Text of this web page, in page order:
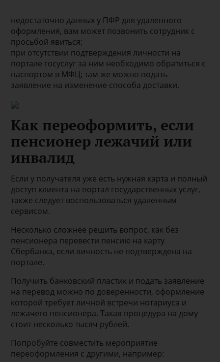
недостаточно данных у ПФР для удаленного
оформления, вам может позвонить сотрудник с
просьбой явиться;
при отсутствии подтверждения личности на
портале госуслуг за ним необходимо обратиться с
паспортом в МФЦ; там же можно подать
заявление на изменение способа доставки.
Как переоформить, если
пенсионер лежачий или
инвалид
Если у получателя уже есть нужная карта и полный
доступ клиента на портал государственных услуг,
также следует воспользоваться удаленным
сервисом.
Несколько сложнее решить вопрос, как без
пенсионера перевести пенсию на карту
Сбербанка, если личность не подтверждена на
портале.
Получить банковский пластик и подать заявление
на перевод можно по доверенности, оформление
которой требует личной встречи нотариуса и
лежачего пенсионера. Такая процедура на дому
стоит несколько тысяч рублей.
Попробуйте совместить мероприятие
переоформления с другими, например: